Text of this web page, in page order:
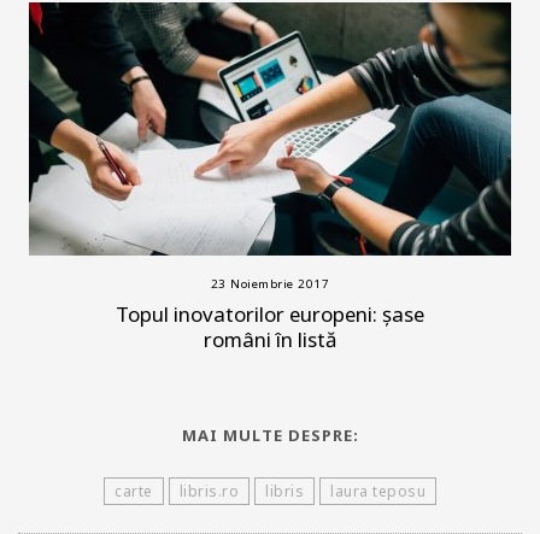
23 Noiembrie 2017
Topul inovatorilor europeni: șase
români în listă
MAI MULTE DESPRE:
carte libris.ro libris laura teposu